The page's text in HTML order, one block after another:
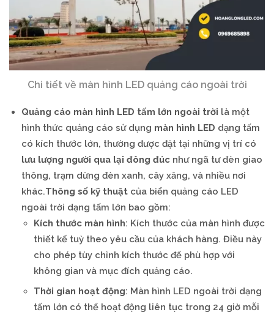
Chi tiết về màn hình LED quảng cáo ngoài trời
Quảng cáo màn hình LED tấm lớn ngoài trời là một
hình thức quảng cáo sử dụng màn hình LED dạng tấm
có kích thước lớn, thường được đặt tại những vị trí có
lưu lượng người qua lại đông đúc như ngã tư đèn giao
thông, trạm dừng đèn xanh, cây xăng, và nhiều nơi
khác.Thông số kỹ thuật của biển quảng cáo LED
ngoài trời dạng tấm lớn bao gồm:
Kích thước màn hình: Kích thước của màn hình được
thiết kế tuỳ theo yêu cầu của khách hàng. Điều này
cho phép tùy chỉnh kích thước để phù hợp với
không gian và mục đích quảng cáo.
Thời gian hoạt động: Màn hình LED ngoài trời dạng
tấm lớn có thể hoạt động liên tục trong 24 giờ mỗi